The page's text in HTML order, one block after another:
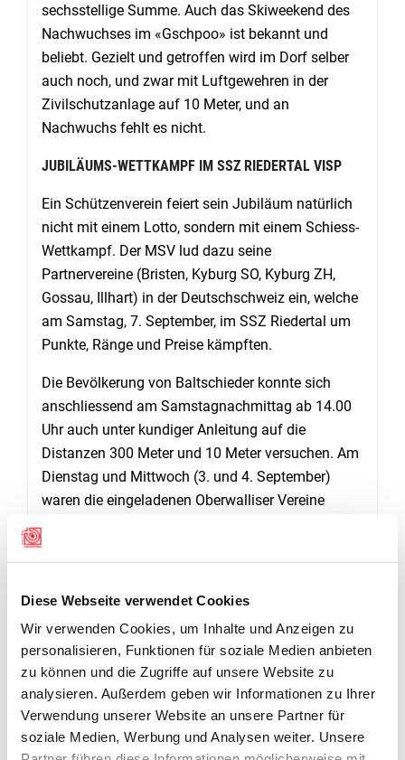
Diese Webseite verwendet Cookies
Wir verwenden Cookies, um Inhalte und Anzeigen zu
personalisieren, Funktionen für soziale Medien anbieten
zu können und die Zugriffe auf unsere Website zu
analysieren. Außerdem geben wir Informationen zu Ihrer
Verwendung unserer Website an unsere Partner für
soziale Medien, Werbung und Analysen weiter. Unsere
sechsstellige Summe. Auch das Skiweekend des
Nachwuchses im «Gschpoo» ist bekannt und
beliebt. Gezielt und getroffen wird im Dorf selber
auch noch, und zwar mit Luftgewehren in der
Zivilschutzanlage auf 10 Meter, und an
Nachwuchs fehlt es nicht.
JUBILÄUMS-WETTKAMPF IM SSZ RIEDERTAL VISP
Ein Schützenverein feiert sein Jubiläum natürlich
nicht mit einem Lotto, sondern mit einem Schiess-
Wettkampf. Der MSV lud dazu seine
Partnervereine (Bristen, Kyburg SO, Kyburg ZH,
Gossau, Illhart) in der Deutschschweiz ein, welche
am Samstag, 7. September, im SSZ Riedertal um
Punkte, Ränge und Preise kämpften.
Die Bevölkerung von Baltschieder konnte sich
anschliessend am Samstagnachmittag ab 14.00
Uhr auch unter kundiger Anleitung auf die
Distanzen 300 Meter und 10 Meter versuchen. Am
Dienstag und Mittwoch (3. und 4. September)
waren die eingeladenen Oberwalliser Vereine
Pfynschiessen wurden auch die vielen Preisträger
Baltschieder bekanntgegeben, dies nach Apéro
und Nachtessen. In Sachen Spannung und
Vorfreude kennen sich die Baltschiedner Schützen
nämlich bestens aus. Und niemand sollte leer
ausgehen. Vom Käse bis zur Kranzkarte durfte